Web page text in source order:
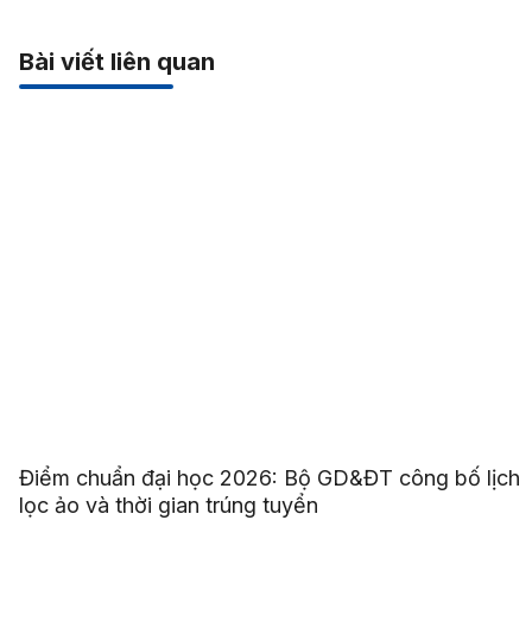
Bài viết liên quan
Điểm chuẩn đại học 2026: Bộ GD&ĐT công bố lịch
lọc ảo và thời gian trúng tuyển